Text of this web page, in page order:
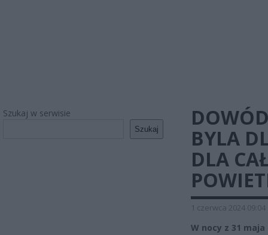
Szukaj w serwisie
Szukaj
BYLA
DLA
1 czerwca 2024 09:04
W nocy z 31